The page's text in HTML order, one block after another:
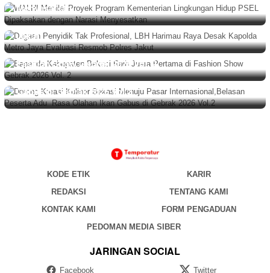
Menyesatkan
HUKUM , BERITA NASIONAL Agustus 9, 2026
Dugaan Penyidik Tak Profesional, LBH Harimau Raya
Desak Kapolda Metro Jaya Evaluasi Resmob Polres
Jakut
BERITA , DAERAH Agustus 9, 2026
Bapenda Kabupaten Bekasi Raih Juara Pertama di
Fashion Show Gebrak 2026 Vol. 2
BERITA , DAERAH EKONOMI & BISNIS Agustus 8, 2026
Dorong Kreasi Kuliner Bekasi Menuju Pasar
Internasional,Belasan Peserta Adu Rasa Olahan Ikan
Gabus di Gebrak 2026 Vol.2
KODE ETIK
KARIR
REDAKSI
TENTANG KAMI
KONTAK KAMI
FORM PENGADUAN
PEDOMAN MEDIA SIBER
JARINGAN SOCIAL
Facebook
Twitter